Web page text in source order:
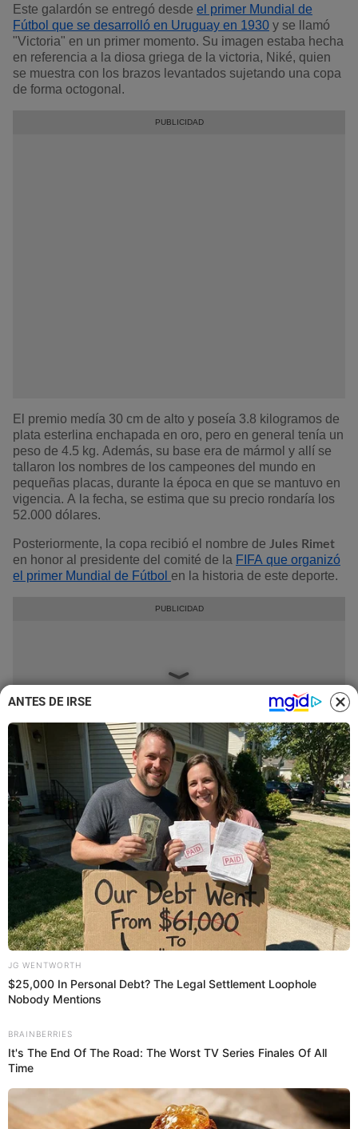
Este galardón se entregó desde el primer Mundial de
Fútbol que se desarrolló en Uruguay en 1930 y se llamó
"Victoria" en un primer momento. Su imagen estaba hecha
en referencia a la diosa griega de la victoria, Niké, quien
se muestra con los brazos levantados sujetando una copa
de forma octogonal.
El premio medía 30 cm de alto y poseía 3.8 kilogramos de
plata esterlina enchapada en oro, pero en general tenía un
peso de 4.5 kg. Además, su base era de mármol y allí se
tallaron los nombres de los campeones del mundo en
pequeñas placas, durante la época en que se mantuvo en
vigencia. A la fecha, se estima que su precio rondaría los
52.000 dólares.
Posteriormente, la copa recibió el nombre de Jules Rimet
en honor al presidente del comité de la FIFA que organizó
el primer Mundial de Fútbol en la historia de este deporte.
Uruguay (2), Italia (2), Alemania, Inglaterra y Brasil (3),
ANTES DE IRSE